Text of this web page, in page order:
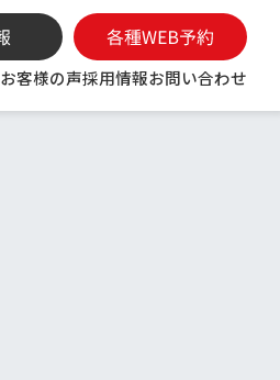
お客様の声採用情報お問い合わせ